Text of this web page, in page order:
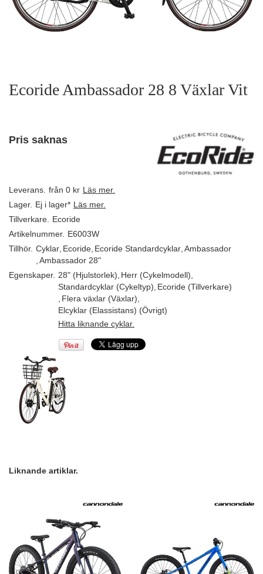
Ecoride Ambassador 28 8 Växlar Vit
Pris saknas
Leverans. från 0 kr Läs mer.
Lager. Ej i lager* Läs mer.
Tillverkare.
Ecoride
Artikelnummer. E6003W
Tillhör. Cyklar Ecoride Ecoride Standardcyklar Ambassador
Ambassador 28"
Egenskaper. 28" (Hjulstorlek) Herr (Cykelmodell)
Standardcyklar (Cykeltyp) Ecoride (Tillverkare)
Flera växlar (Växlar)
Elcyklar (Elassistans) (Övrigt)
Hitta liknande cyklar.
Liknande artiklar.